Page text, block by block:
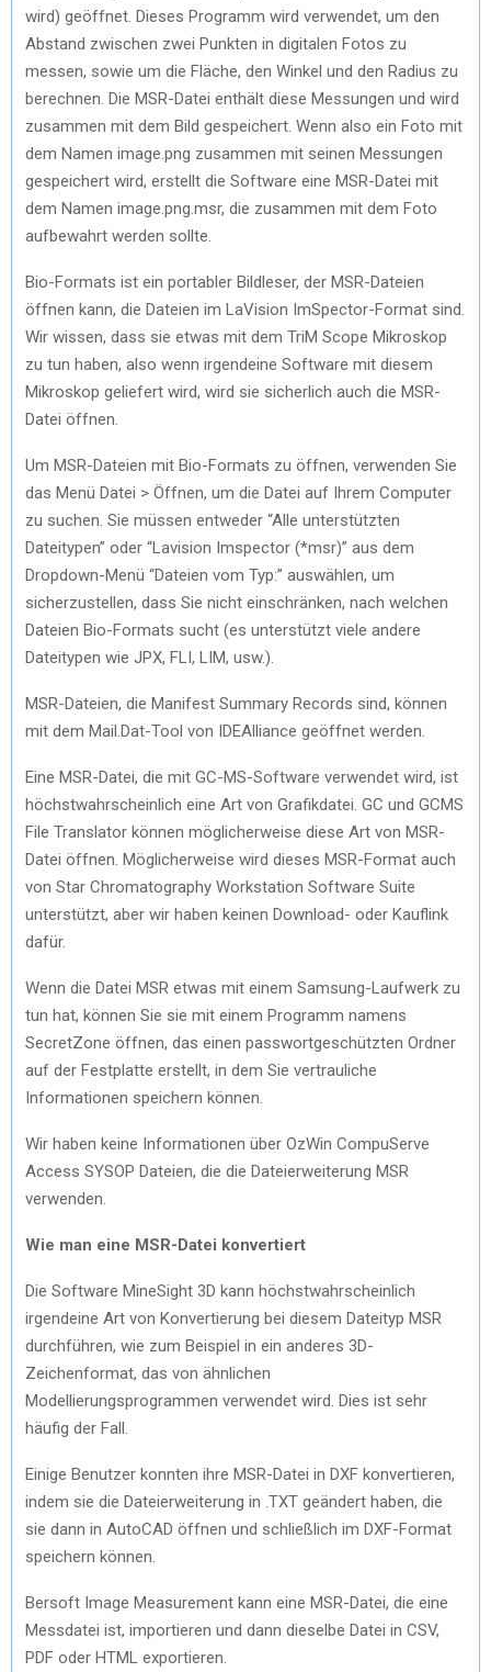
wird) geöffnet. Dieses Programm wird verwendet, um den
Abstand zwischen zwei Punkten in digitalen Fotos zu
messen, sowie um die Fläche, den Winkel und den Radius zu
berechnen. Die MSR-Datei enthält diese Messungen und wird
zusammen mit dem Bild gespeichert. Wenn also ein Foto mit
dem Namen image.png zusammen mit seinen Messungen
gespeichert wird, erstellt die Software eine MSR-Datei mit
dem Namen image.png.msr, die zusammen mit dem Foto
aufbewahrt werden sollte.
Bio-Formats ist ein portabler Bildleser, der MSR-Dateien
öffnen kann, die Dateien im LaVision ImSpector-Format sind.
Wir wissen, dass sie etwas mit dem TriM Scope Mikroskop
zu tun haben, also wenn irgendeine Software mit diesem
Mikroskop geliefert wird, wird sie sicherlich auch die MSR-
Datei öffnen.
Um MSR-Dateien mit Bio-Formats zu öffnen, verwenden Sie
das Menü Datei > Öffnen, um die Datei auf Ihrem Computer
zu suchen. Sie müssen entweder “Alle unterstützten
Dateitypen” oder “Lavision Imspector (*msr)” aus dem
Dropdown-Menü “Dateien vom Typ:” auswählen, um
sicherzustellen, dass Sie nicht einschränken, nach welchen
Dateien Bio-Formats sucht (es unterstützt viele andere
Dateitypen wie JPX, FLI, LIM, usw.).
MSR-Dateien, die Manifest Summary Records sind, können
mit dem Mail.Dat-Tool von IDEAlliance geöffnet werden.
Eine MSR-Datei, die mit GC-MS-Software verwendet wird, ist
höchstwahrscheinlich eine Art von Grafikdatei. GC und GCMS
File Translator können möglicherweise diese Art von MSR-
Datei öffnen. Möglicherweise wird dieses MSR-Format auch
von Star Chromatography Workstation Software Suite
unterstützt, aber wir haben keinen Download- oder Kauflink
dafür.
Wenn die Datei MSR etwas mit einem Samsung-Laufwerk zu
tun hat, können Sie sie mit einem Programm namens
SecretZone öffnen, das einen passwortgeschützten Ordner
auf der Festplatte erstellt, in dem Sie vertrauliche
Informationen speichern können.
Wir haben keine Informationen über OzWin CompuServe
Access SYSOP Dateien, die die Dateierweiterung MSR
verwenden.
Wie man eine MSR-Datei konvertiert
Die Software MineSight 3D kann höchstwahrscheinlich
irgendeine Art von Konvertierung bei diesem Dateityp MSR
durchführen, wie zum Beispiel in ein anderes 3D-
Zeichenformat, das von ähnlichen
Modellierungsprogrammen verwendet wird. Dies ist sehr
häufig der Fall.
Einige Benutzer konnten ihre MSR-Datei in DXF konvertieren,
indem sie die Dateierweiterung in .TXT geändert haben, die
sie dann in AutoCAD öffnen und schließlich im DXF-Format
speichern können.
Bersoft Image Measurement kann eine MSR-Datei, die eine
Messdatei ist, importieren und dann dieselbe Datei in CSV,
PDF oder HTML exportieren.